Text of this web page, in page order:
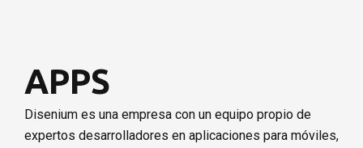
APPS
Disenium es una empresa con un equipo propio de
expertos desarrolladores en aplicaciones para móviles,